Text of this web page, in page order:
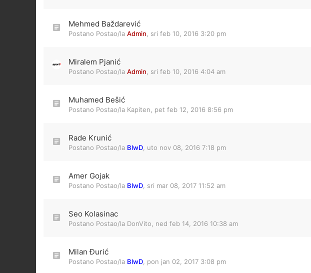
Mehmed Baždarević
Postano Postao/la Admin sri feb 10, 2016 3:20 pm
Miralem Pjanić
Postano Postao/la Admin sri feb 10, 2016 4:04 am
Muhamed Bešić
Postano Postao/la Kapiten pet feb 12, 2016 8:56 pm
Rade Krunić
Postano Postao/la BlwD uto nov 08, 2016 7:18 pm
Amer Gojak
Postano Postao/la BlwD sri mar 08, 2017 11:52 am
Seo Kolasinac
Postano Postao/la DonVito ned feb 14, 2016 10:38 am
Milan Đurić
Postano Postao/la BlwD pon jan 02, 2017 3:08 pm